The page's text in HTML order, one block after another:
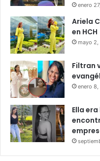
enero
Ariela
en HCH
mayo
Filtran
enero
Ella